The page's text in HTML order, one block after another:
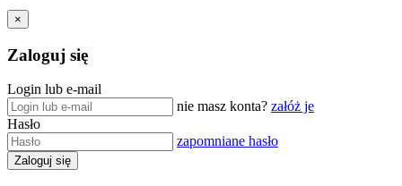
×
Zaloguj się
Login lub e-mail
nie masz konta? załóż je
Hasło
zapomniane hasło